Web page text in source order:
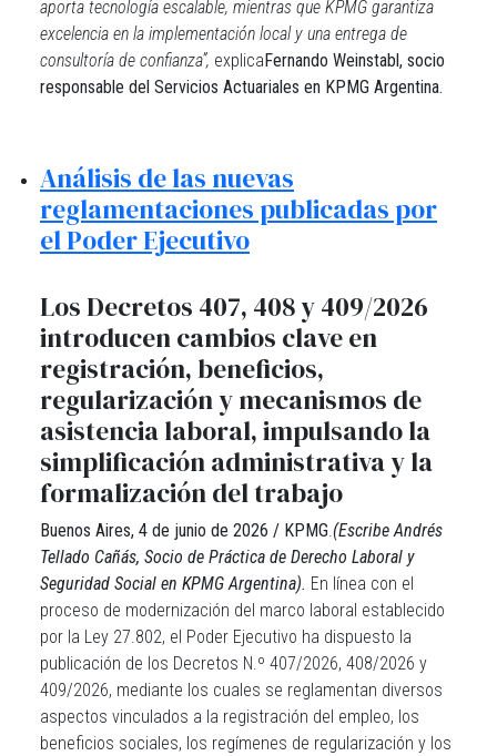
aporta tecnología escalable, mientras que KPMG garantiza
excelencia en la implementación local y una entrega de
consultoría de confianza”, explicaFernando Weinstabl, socio
responsable del Servicios Actuariales en KPMG Argentina.
Análisis de las nuevas
reglamentaciones publicadas por
el Poder Ejecutivo
Los Decretos 407, 408 y 409/2026
introducen cambios clave en
registración, beneficios,
regularización y mecanismos de
asistencia laboral, impulsando la
simplificación administrativa y la
formalización del trabajo
Buenos Aires, 4 de junio de 2026 / KPMG.(Escribe Andrés
Tellado Cañás, Socio de Práctica de Derecho Laboral y
Seguridad Social en KPMG Argentina). En línea con el
proceso de modernización del marco laboral establecido
por la Ley 27.802, el Poder Ejecutivo ha dispuesto la
publicación de los Decretos N.º 407/2026, 408/2026 y
409/2026, mediante los cuales se reglamentan diversos
aspectos vinculados a la registración del empleo, los
beneficios sociales, los regímenes de regularización y los